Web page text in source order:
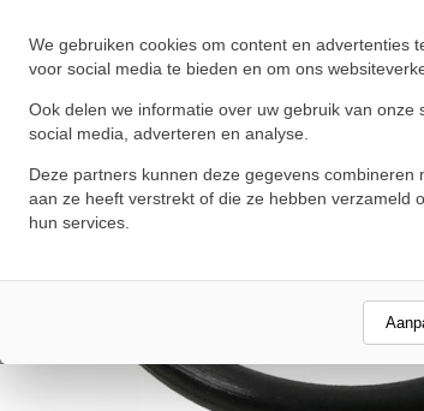
We gebruiken cookies om content en advertenties
voor social media te bieden en om ons
Ook delen we informatie over uw gebruik van onze
social media, adverteren en analyse.
Deze partners kunnen deze gegevens combineren
aan ze heeft verstrekt of die ze hebben verzameld
hun services.